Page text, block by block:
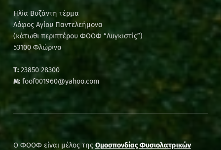
Ηλία Βυζάντη τέρμα
Λόφος Αγίου Παντελεήμονα
(κάτωθι περιπτέρου ΦΟΟΦ “Λυγκιστίς”)
53100 Φλώρινα
Τ:23850 28300
M:foof001960@yahoo.com
Ο ΦΟΟΦ είναι μέλος της Ομοσπονδίας Φυσιολατρικών